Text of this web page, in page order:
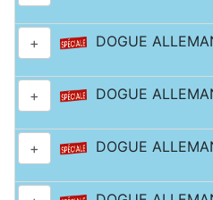
+ DOGUE
+ DOGUE
+ DOGUE